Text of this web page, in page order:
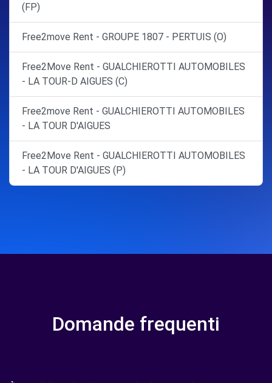
(FP)
Free2move Rent - GROUPE 1807 - PERTUIS (O)
Free2Move Rent - GUALCHIEROTTI AUTOMOBILES
- LA TOUR-D AIGUES (C)
Free2move Rent - GUALCHIEROTTI AUTOMOBILES
- LA TOUR D'AIGUES
Free2Move Rent - GUALCHIEROTTI AUTOMOBILES
- LA TOUR D'AIGUES (P)
Domande frequenti